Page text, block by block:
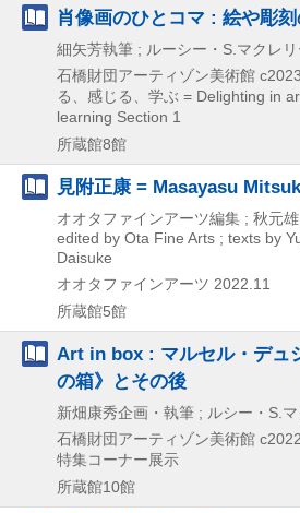
肖像画のひとコマ : 絵や彫
細矢芳執筆 ; ルーシー・S.マクレリ
石橋財団アーティゾン美術館 c2023
る、感じる、学ぶ = Delighting in
learning Section 1
所蔵館8館
見附正康 = Masayasu
オオタファインアーツ編集 ; 秋元
edited by Ota Fine Arts ; texts by
Daisuke
オオタファインアーツ 2022.11
所蔵館5館
Art in box : マルセル・デュ
の箱》とその後
新畑康秀企画・執筆 ; ルシー・S.
石橋財団アーティゾン美術館 c2022
特集コーナー展示
所蔵館10館